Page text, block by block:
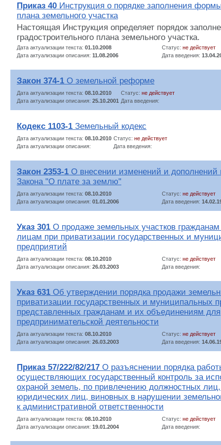
Приказ 40 Инструкция о порядке заполнения
плана земельного участка
Настоящая Инструкция определяет порядок
градостроительного плана земельного участка.
Дата актуализации текста: 01.10.2008 Статус: не действует
Дата актуализации описания: 11.08.2006 Дата введения:
Закон 374-1 О земельной реформе
Дата актуализации текста: 08.10.2010 Статус: не действует
Дата актуализации описания: 25.10.2001 Дата введения:
Кодекс 1103-1 Земельный кодекс
Дата актуализации текста: 08.10.2010 Статус: не действует
Дата актуализации описания:
Дата введения:
Закон 2353-1 О внесении изменений и дополнений
Закона "О плате за землю"
Дата актуализации текста: 08.10.2010 Статус: не действует
Дата актуализации описания: 01.01.2006 Дата введения:
Указ 301 О продаже земельных участков
лицам при приватизации государственных и
предприятий
Дата актуализации текста: 08.10.2010 Статус: не действует
Дата актуализации описания: 26.03.2003 Дата введения:
Указ 631 Об утверждении порядка продажи
приватизации государственных и муниципальных
представленных гражданам и их объединениям для
предпринимательской деятельности
Дата актуализации текста: 08.10.2010 Статус: не действует
Дата актуализации описания: 26.03.2003 Дата введения:
Приказ 57/222/82/217 О разъяснении порядка
осуществляющих государственный контроль за
охраной земель, по привлечению должностных
юридических лиц, виновных в нарушении
к административной ответственности
Дата актуализации текста: 08.10.2010 Статус: не действует
Дата актуализации описания: 19.01.2004 Дата введения: